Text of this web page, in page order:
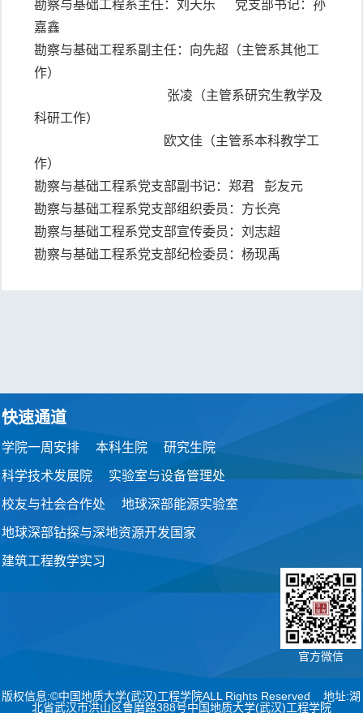
勘察与基础工程系主任：刘天乐 党支部书记：孙
嘉鑫
勘察与基础工程系副主任： 向先超 （主管系其他工
作）
张凌 （主管系研究生教学及
科研工作）
欧文佳 （主管系本科教学工
作）
勘察与基础工程系党支部副书记：郑君 彭友元
勘察与基础工程系党支部组织委员： 方长亮
勘察与基础工程系党支部宣传委员：刘志超
勘察与基础工程系党支部纪检委员：杨现禹
快速通道
学院一周安排 本科生院 研究生院
科学技术发展院 实验室与设备管理处
校友与社会合作处 地球深部能源实验室
地球深部钻探与深地资源开发国家
建筑工程教学实习
官方微信
版权信息:©中国地质大学(武汉)工程学院ALL Rights Reserved 地址:湖
北省武汉市洪山区鲁磨路388号中国地质大学(武汉)工程学院